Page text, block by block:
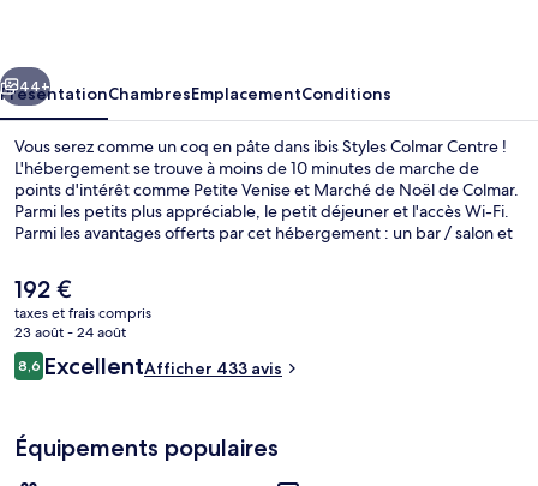
Suivant
44+
PrésentationChambresEmplacementConditions
Vous serez comme un coq en pâte dans ibis Styles Colmar Centre !
L'hébergement se trouve à moins de 10 minutes de marche de
points d'intérêt comme Petite Venise et Marché de Noël de Colmar.
Parmi les petits plus appréciable, le petit déjeuner et l'accès Wi-Fi.
Parmi les avantages offerts par cet hébergement : un bar / salon et
Le
prix
actuel
est
de
192 €
taxes et frais compris
23 août - 24 août
Avis
voyageurs
8,68,6 sur 10
ExcellentAfficher 433 avis
Équipements populaires